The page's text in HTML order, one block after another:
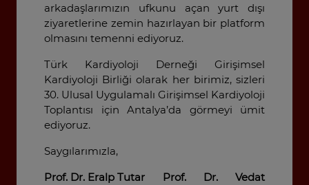
arkadaşlarımızın ufkunu açan yurt dışı
ziyaretlerine zemin hazırlayan bir platform
olmasını temenni ediyoruz.
Türk Kardiyoloji Derneği Girişimsel
Kardiyoloji Birliği olarak her birimiz, sizleri
30. Ulusal Uygulamalı Girişimsel Kardiyoloji
Toplantısı için Antalya’da görmeyi ümit
ediyoruz.
Saygılarımızla,
Prof. Dr. Eralp Tutar
Prof. Dr. Vedat